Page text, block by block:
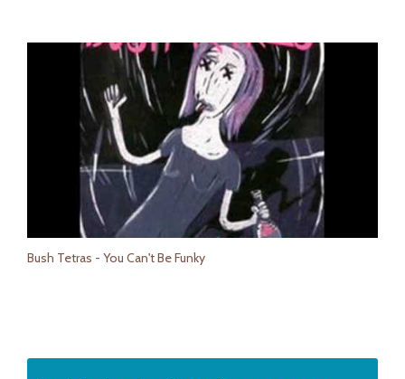
Bush Tetras - You Can't Be Funky